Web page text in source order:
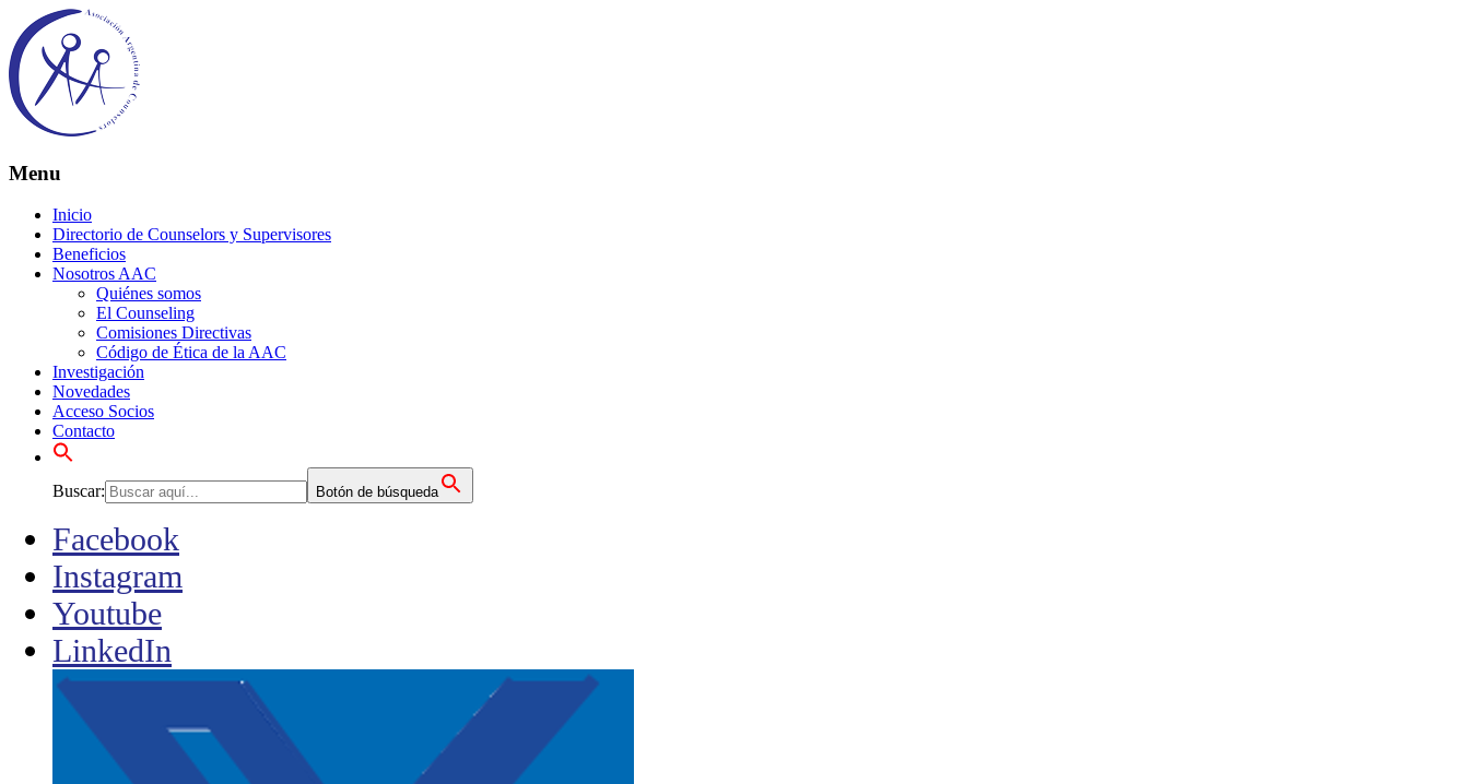
Menu
Inicio
Directorio de Counselors y Supervisores
Beneficios
Nosotros AAC
Quiénes somos
El Counseling
Comisiones Directivas
Código de Ética de la AAC
Investigación
Novedades
Acceso Socios
Contacto
Buscar: Botón de búsqueda
Facebook
Instagram
Youtube
LinkedIn